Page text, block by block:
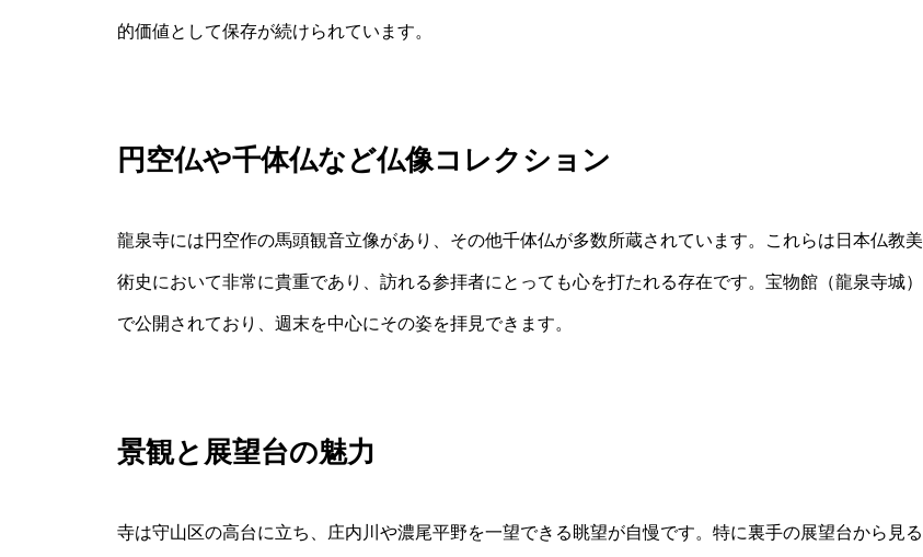
的価値として保存が続けられています。
円空仏や千体仏など仏像コレクション
龍泉寺には円空作の馬頭観音立像があり、その他千体仏が多数所蔵されています。これらは日本仏教美
術史において非常に貴重であり、訪れる参拝者にとっても心を打たれる存在です。宝物館（龍泉寺城）
で公開されており、週末を中心にその姿を拝見できます。
景観と展望台の魅力
寺は守山区の高台に立ち、庄内川や濃尾平野を一望できる眺望が自慢です。特に裏手の展望台から見る